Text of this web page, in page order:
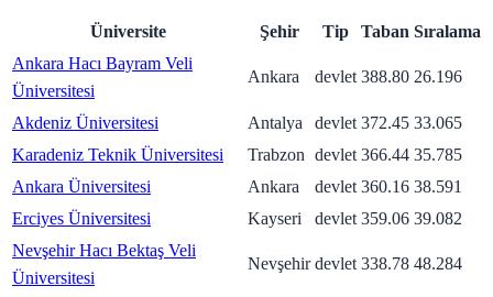
Üniversite Şehir Tip Taban Sıralama
Ankara Hacı Bayram Veli
Üniversitesi
Ankara devlet 388.80 26.196
Akdeniz Üniversitesi Antalya devlet 372.45 33.065
Karadeniz Teknik Üniversitesi
Trabzon devlet 366.44 35.785
Ankara Üniversitesi
Ankara devlet 360.16 38.591
Erciyes Üniversitesi
Kayseri devlet 359.06 39.082
Nevşehir Hacı Bektaş Veli
Üniversitesi
Nevşehir devlet 338.78 48.284